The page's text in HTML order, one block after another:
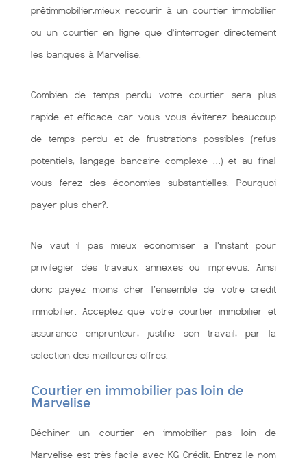
prêtimmobilier,mieux recourir à un courtier immobilier
ou un courtier en ligne que d’interroger directement
les banques à Marvelise.
Combien de temps perdu votre courtier sera plus
rapide et efficace car vous vous éviterez beaucoup
de temps perdu et de frustrations possibles (refus
potentiels, langage bancaire complexe …) et au final
vous ferez des économies substantielles. Pourquoi
payer plus cher?.
Ne vaut il pas mieux économiser à l'instant pour
privilégier des travaux annexes ou imprévus. Ainsi
donc payez moins cher l’ensemble de votre crédit
immobilier. Acceptez que votre courtier immobilier et
assurance emprunteur, justifie son travail, par la
sélection des meilleures offres.
Courtier en immobilier pas loin de
Marvelise
Déchiner un courtier en immobilier pas loin de
Marvelise est très facile avec KG Crédit. Entrez le nom